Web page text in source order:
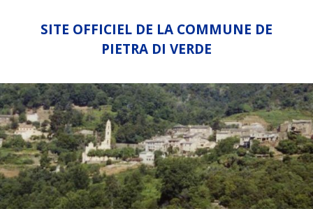
SITE OFFICIEL DE LA COMMUNE DE
PIETRA DI VERDE